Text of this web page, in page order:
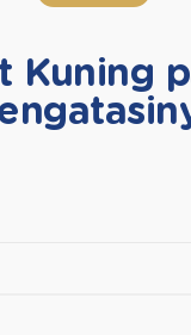
Kuning